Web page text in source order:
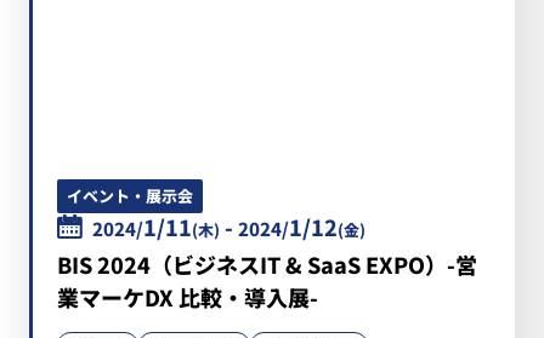
イベント・展示会
2024/1/11(木) - 2024/1/12(金)
BIS 2024（ビジネスIT & SaaS EXPO）-営
業マーケDX 比較・導入展-